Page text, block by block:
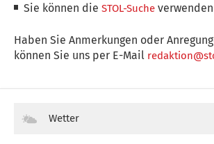
Sie können dieSTOL-Suche verwenden
Haben Sie Anmerkungen oder
können Sie uns per E-Mail
Wetter